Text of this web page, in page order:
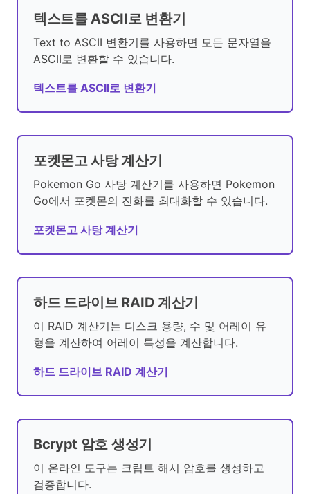
텍스트를 ASCII로 변환기
Text to ASCII 변환기를 사용하면 모든 문자열을
ASCII로 변환할 수 있습니다.
텍스트를 ASCII로 변환기
포켓몬고 사탕 계산기
Pokemon Go 사탕 계산기를 사용하면 Pokemon
Go에서 포켓몬의 진화를 최대화할 수 있습니다.
포켓몬고 사탕 계산기
하드 드라이브 RAID 계산기
이 RAID 계산기는 디스크 용량, 수 및 어레이 유
형을 계산하여 어레이 특성을 계산합니다.
하드 드라이브 RAID 계산기
Bcrypt 암호 생성기
이 온라인 도구는 크립트 해시 암호를 생성하고
검증합니다.